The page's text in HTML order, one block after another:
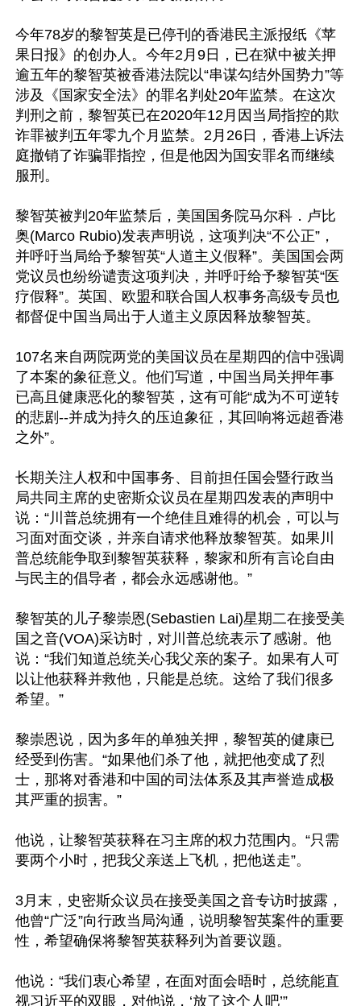
今年78岁的黎智英是已停刊的香港民主派报纸《苹
果日报》的创办人。今年2月9日，已在狱中被关押
逾五年的黎智英被香港法院以“串谋勾结外国势力”等
涉及《国家安全法》的罪名判处20年监禁。在这次
判刑之前，黎智英已在2020年12月因当局指控的欺
诈罪被判五年零九个月监禁。2月26日，香港上诉法
庭撤销了诈骗罪指控，但是他因为国安罪名而继续
服刑。
黎智英被判20年监禁后，美国国务院马尔科．卢比
奥(Marco Rubio)发表声明说，这项判决“不公正”，
并呼吁当局给予黎智英“人道主义假释”。美国国会两
党议员也纷纷谴责这项判决，并呼吁给予黎智英“医
疗假释”。英国、欧盟和联合国人权事务高级专员也
都督促中国当局出于人道主义原因释放黎智英。
107名来自两院两党的美国议员在星期四的信中强调
了本案的象征意义。他们写道，中国当局关押年事
已高且健康恶化的黎智英，这有可能“成为不可逆转
的悲剧--并成为持久的压迫象征，其回响将远超香港
之外”。
长期关注人权和中国事务、目前担任国会暨行政当
局共同主席的史密斯众议员在星期四发表的声明中
说：“川普总统拥有一个绝佳且难得的机会，可以与
习面对面交谈，并亲自请求他释放黎智英。如果川
普总统能争取到黎智英获释，黎家和所有言论自由
与民主的倡导者，都会永远感谢他。”
黎智英的儿子黎崇恩(Sebastien Lai)星期二在接受美
国之音(VOA)采访时，对川普总统表示了感谢。他
说：“我们知道总统关心我父亲的案子。如果有人可
以让他获释并救他，只能是总统。这给了我们很多
希望。”
黎崇恩说，因为多年的单独关押，黎智英的健康已
经受到伤害。“如果他们杀了他，就把他变成了烈
士，那将对香港和中国的司法体系及其声誉造成极
其严重的损害。”
他说，让黎智英获释在习主席的权力范围内。“只需
要两个小时，把我父亲送上飞机，把他送走”。
3月末，史密斯众议员在接受美国之音专访时披露，
他曾“广泛”向行政当局沟通，说明黎智英案件的重要
性，希望确保将黎智英获释列为首要议题。
他说：“我们衷心希望，在面对面会晤时，总统能直
视习近平的双眼，对他说，‘放了这个人吧’”